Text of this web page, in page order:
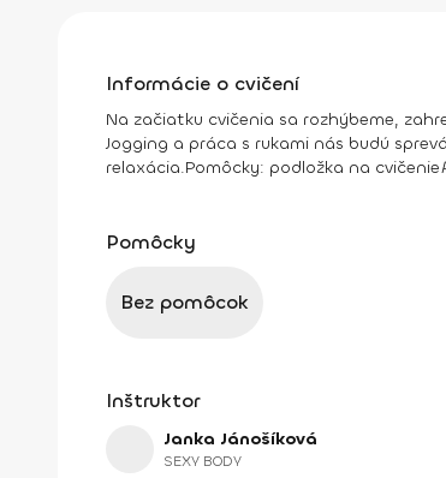
Informácie o cvičení
Na začiatku cvičenia sa rozhýbeme,
Jogging a práca s rukami nás budú
relaxácia.Pomôcky: podložka na cvičenie
Pomôcky
Bez pomôcok
Inštruktor
Janka Jánošíková
SEXY BODY